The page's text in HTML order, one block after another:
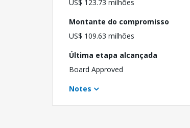
US$ 123.73 milhões
Montante do compromisso
US$ 109.63 milhões
Última etapa alcançada
Board Approved
Notes